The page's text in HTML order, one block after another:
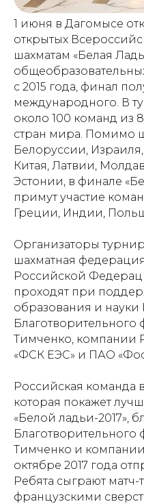
1 июня в Дагомысе
открытых
шахматам «Белая
с 2015 года, финал
международного. В
около 100 команд из
стран мира. Помимо
Белоруссии,
Китая, Латвии,
Эстонии, в финале
примут участие
Греции, Индии,
Организаторы
шахматная
Российской
проходят при
образования и
Тимченко, компании
«ФСК ЕЭС» и ПАО
Российская команда
которая покажет
«Белой ладьи-2017»,
Тимченко и
октябре 2017 года
Ребята сыграют
французскими